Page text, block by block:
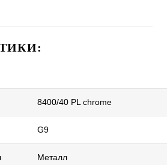
8400/40 PL chrome
G9
Металл